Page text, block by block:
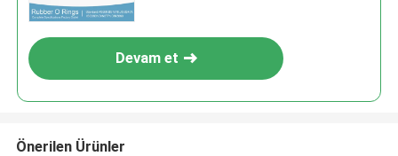
Devam et
Önerilen Ürünler